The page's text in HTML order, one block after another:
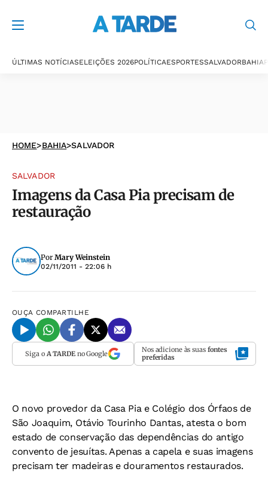
ÚLTIMAS NOTÍCIASELEIÇÕES 2026POLÍTICAESPORTESSALVADORBAHIA
HOME>BAHIA>SALVADOR
SALVADOR
Imagens da Casa Pia precisam de
restauração
Por Mary Weinstein
02/11/2011 - 22:06 h
OUÇA COMPARTILHE
Siga o A TARDEno Google Nos adicione às suas fontes
preferidas
O novo provedor da Casa Pia e Colégio dos Órfaos de
São Joaquim, Otávio Tourinho Dantas, atesta o bom
estado de conservação das dependências do antigo
convento de jesuítas. Apenas a capela e suas imagens
precisam ter madeiras e douramentos restaurados.